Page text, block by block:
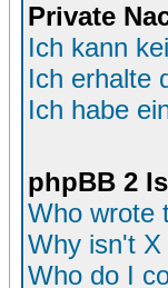
Private
Ich kann
Ich erhalte
Ich habe
phpBB 2
Who wrote
Why isn't X
Who do I